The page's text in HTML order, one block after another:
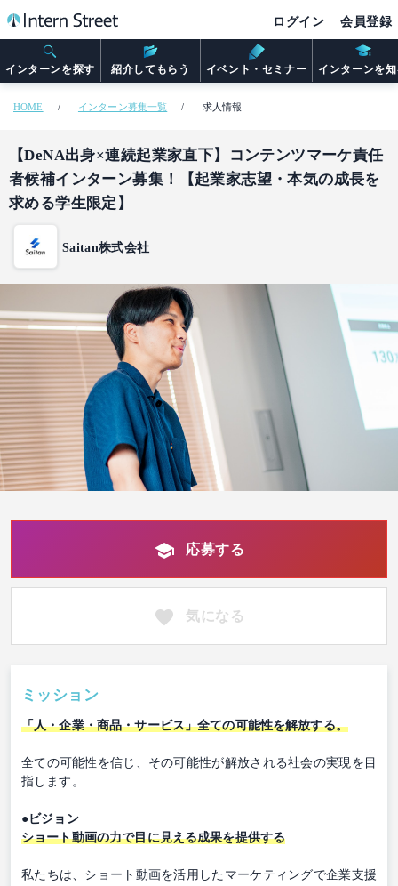
インターンを探す 紹介してもらう イベント・セミナー インターンを
ログイン 会員登録
HOME インターン募集一覧 求人情報
【DeNA出身×連続起業家直下】コンテンツマーケ責任
者候補インターン募集！【起業家志望・本気の成長を
求める学生限定】
Saitan株式会社
応募する
気になる
ミッション
「人・企業・商品・サービス」全ての可能性を解放する。
全ての可能性を信じ、その可能性が解放される社会の実現を目
指します。
●ビジョン
ショート動画の力で目に見える成果を提供する
私たちは、ショート動画を活用したマーケティングで企業支援